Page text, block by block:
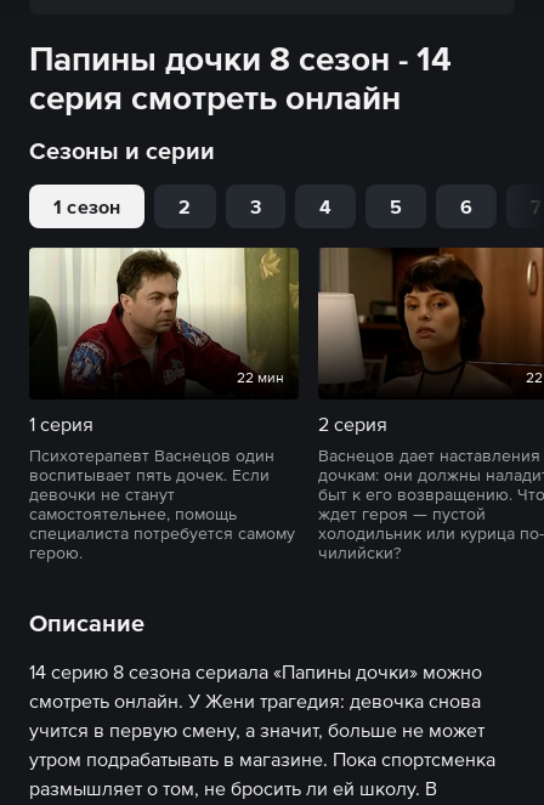
Папины дочки 8 сезон - 14
серия смотреть онлайн
Сезоны и серии
1 сезон 2 3 4 5 6 7
22 мин
1 серия
Психотерапевт Васнецов один
воспитывает пять дочек. Если
девочки не станут
самостоятельнее, помощь
специалиста потребуется самому
герою.
2 серия
Васнецов дает наставления
дочкам: они должны
быт к его возвращению. Что
ждет героя — пустой
холодильник или курица по-
чилийски?
Описание
14 серию 8 сезона сериала «Папины дочки» можно
смотреть онлайн. У Жени трагедия: девочка снова
учится в первую смену, а значит, больше не может
утром подрабатывать в магазине. Пока спортсменка
размышляет о том, не бросить ли ей школу. В